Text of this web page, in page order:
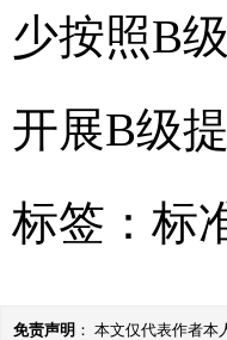
少按照B
开展B级
标签： 标
免责声明 ： 本文仅代表作者